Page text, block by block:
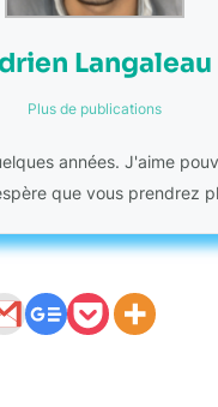
Langaleau
Plus de publications
années. J'aime
que vous prendrez